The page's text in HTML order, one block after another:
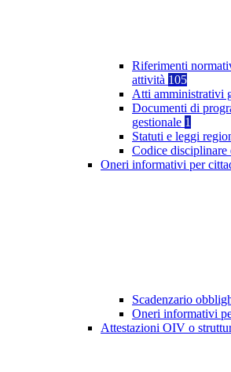
Riferimenti
attività 105
Atti amministrativi
Documenti di
gestionale 1
Statuti e leggi
Codice disciplinare
Oneri informativi per
Scadenzario
Oneri informativi
Attestazioni OIV o